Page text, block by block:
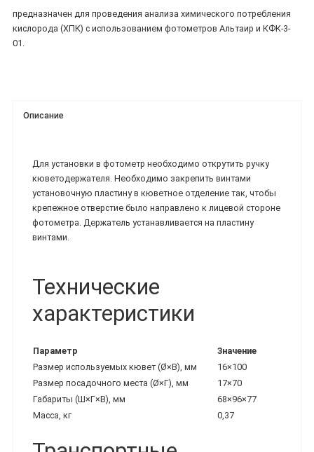
предназначен для проведения анализа химического потребления
кислорода (ХПК) с использованием фотометров Альтаир и КФК-3-
01.
Описание
Для установки в фотометр необходимо открутить ручку
кюветодержателя. Необходимо закрепить винтами
установочную пластину в кюветное отделение так, чтобы
крепежное отверстие было направлено к лицевой стороне
фотометра. Держатель устанавливается на пластину
винтами.
Технические
характеристики
Параметр
Значение
Размер используемых кювет (Ø×В), мм
16×100
Размер посадочного места (Ø×Г), мм
17×70
Габариты (Ш×Г×В), мм
68×96×77
Масса, кг
0,37